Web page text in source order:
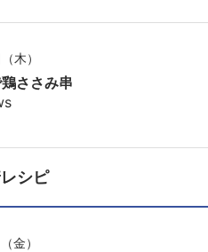
木）
ささみ串
シピ
金）